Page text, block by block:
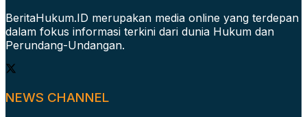
BeritaHukum.ID merupakan media online yang terdepan
dalam fokus informasi terkini dari dunia Hukum dan
Perundang-Undangan.
NEWS CHANNEL